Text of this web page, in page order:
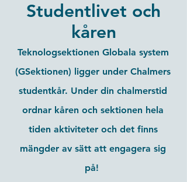
Studentlivet och
kåren
Teknologsektionen Globala system
(GSektionen) ligger under Chalmers
studentkår. Under din chalmerstid
ordnar kåren och sektionen hela
tiden aktiviteter och det finns
mängder av sätt att engagera sig
på!